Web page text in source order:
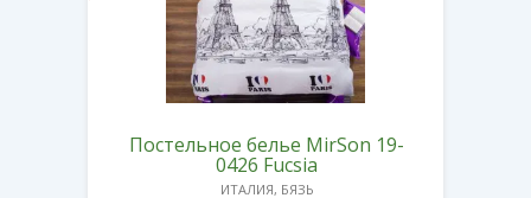
Постельное белье MirSon 19-
0426 Fucsia
ИТАЛИЯ, БЯЗЬ